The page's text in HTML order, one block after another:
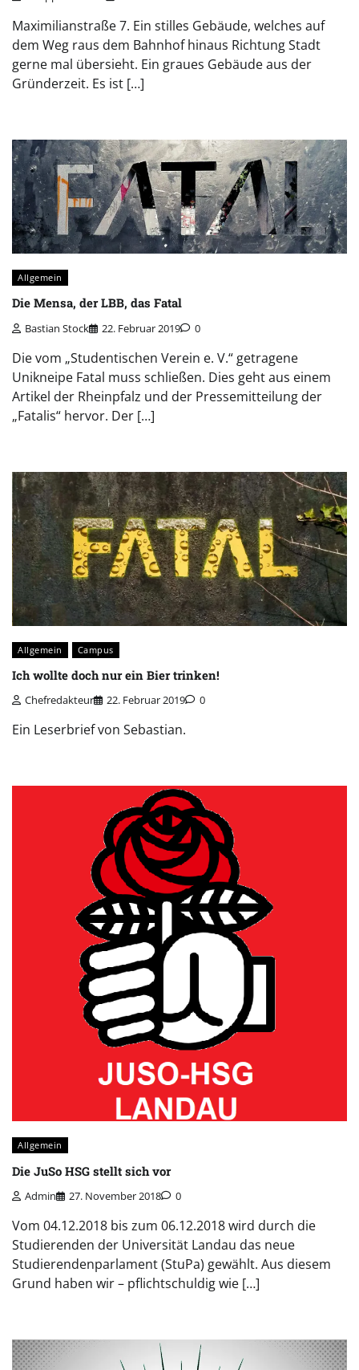
Maximilianstraße 7. Ein stilles Gebäude, welches auf
dem Weg raus dem Bahnhof hinaus Richtung Stadt
gerne mal übersieht. Ein graues Gebäude aus der
Gründerzeit. Es ist […]
Allgemein
Die Mensa, der LBB, das Fatal
Bastian Stock 22. Februar 2019 0
Die vom „Studentischen Verein e. V.“ getragene
Unikneipe Fatal muss schließen. Dies geht aus einem
Artikel der Rheinpfalz und der Pressemitteilung der
„Fatalis“ hervor. Der […]
Allgemein Campus
Ich wollte doch nur ein Bier trinken!
Chefredakteur 22. Februar 2019 0
Ein Leserbrief von Sebastian.
Allgemein
Die JuSo HSG stellt sich vor
Admin 27. November 2018 0
Vom 04.12.2018 bis zum 06.12.2018 wird durch die
Studierenden der Universität Landau das neue
Studierendenparlament (StuPa) gewählt. Aus diesem
Grund haben wir – pflichtschuldig wie […]